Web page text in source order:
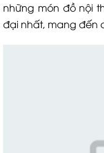
những món đồ nội
đại nhất, mang đến